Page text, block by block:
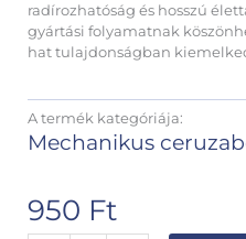
radírozhatóság és hosszú
gyártási folyamatnak
hat tulajdonságban
A termék kategóriája:
Mechanikus
950 Ft